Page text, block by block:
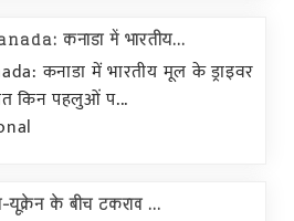
कनाडा में भारतीय...
कनाडा में भारतीय मूल के ड्राइवर
किन पहलुओं प...
के बीच टकराव ...